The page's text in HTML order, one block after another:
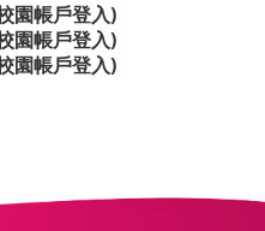
園帳戶登入)
園帳戶登入)
園帳戶登入)